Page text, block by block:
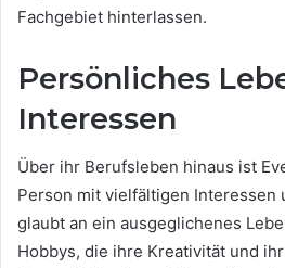
Fachgebiet hinterlassen.
Persönliches
Interessen
Über ihr Berufsleben hinaus ist
Person mit vielfältigen Interessen
glaubt an ein ausgeglichenes
Hobbys, die ihre Kreativität und